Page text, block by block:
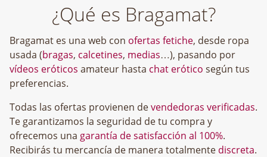
¿Qué es Bragamat?
Bragamat es una web con ofertas fetiche, desde ropa
usada (bragas, calcetines, medias…), pasando por
vídeos eróticos amateur hasta chat erótico según tus
preferencias.
Todas las ofertas provienen devendedoras verificadas.
Te garantizamos la seguridad de tu compra y
ofrecemos una garantía de satisfacción al 100%.
Recibirás tu mercancía de manera totalmente discreta.